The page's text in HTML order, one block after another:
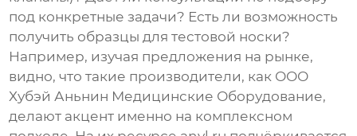
под конкретные задачи? Есть ли возможность
получить образцы для тестовой носки?
Например, изучая предложения на рынке,
видно, что такие производители, как ООО
Хубэй Аньнин Медицинские Оборудование,
делают акцент именно на комплексном